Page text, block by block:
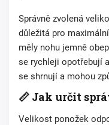
Správně zvolená
důležitá pro
měly nohu jemně
se rychleji opotřebují
se shrnují a mohou
📏 Jak určit
Velikost ponožek